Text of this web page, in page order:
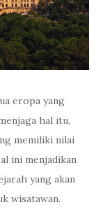
eropa yang
hal itu,
memiliki nilai
ini menjadikan
yang akan
wisatawan.